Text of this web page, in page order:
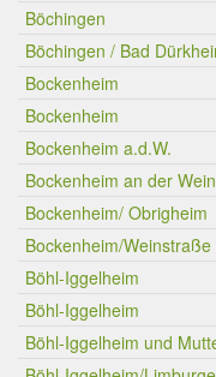
Böchingen
Böchingen / Bad
Bockenheim
Bockenheim
Bockenheim a.d.W.
Bockenheim an der
Bockenheim/ Obrigheim
Bockenheim/Weinstraße
Böhl-Iggelheim
Böhl-Iggelheim
Böhl-Iggelheim und